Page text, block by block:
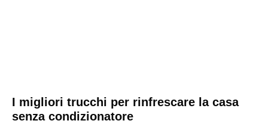
I migliori trucchi per rinfrescare la casa
senza condizionatore